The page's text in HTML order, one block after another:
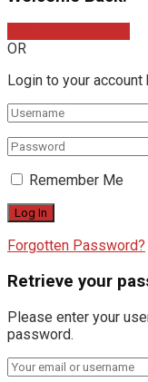
OR
Login to your
Remember Me
Forgotten Password?
Retrieve your
Please enter your
password.